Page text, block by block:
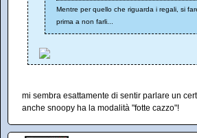
Mentre per quello che riguarda i regali, si
prima a non farli...
mi sembra esattamente di sentir parlare un
anche snoopy ha la modalità "fotte cazzo"!